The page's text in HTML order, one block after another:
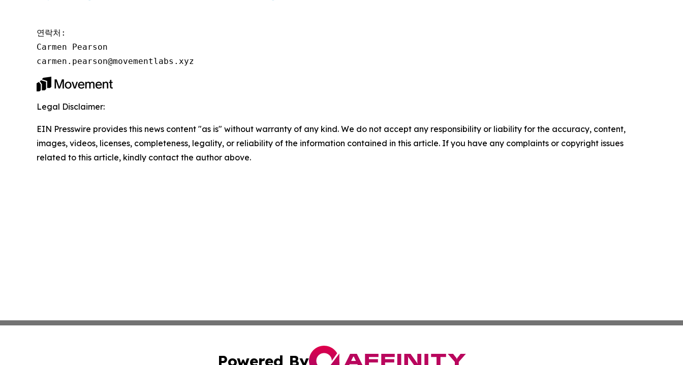
연락처:
Carmen Pearson
carmen.pearson@movementlabs.xyz
Legal Disclaimer:
EIN Presswire provides this news content "as is" without warranty of any kind. We do not accept any responsibility or liability for the accuracy, content,
images, videos, licenses, completeness, legality, or reliability of the information contained in this article. If you have any complaints or copyright issues
related to this article, kindly contact the author above.
Powered By